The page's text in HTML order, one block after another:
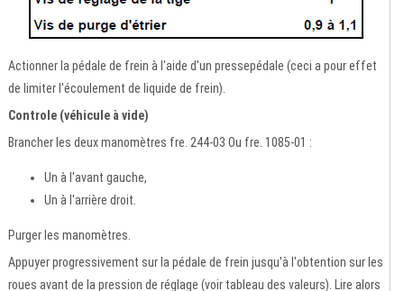
Actionner la pédale de frein à l'aide d'un pressepédale (ceci a pour effet
de limiter l'écoulement de liquide de frein).
Controle (véhicule à vide)
Brancher les deux manomètres fre. 244-03 Ou fre. 1085-01 :
Un à l'avant gauche,
Un à l'arrière droit.
Purger les manomètres.
Appuyer progressivement sur la pédale de frein jusqu'à l'obtention sur les
roues avant de la pression de réglage (voir tableau des valeurs). Lire alors